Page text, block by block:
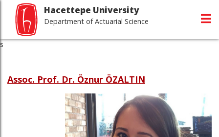
s
Hacettepe University
Department of Actuarial Science
Assoc. Prof. Dr. Öznur ÖZALTIN